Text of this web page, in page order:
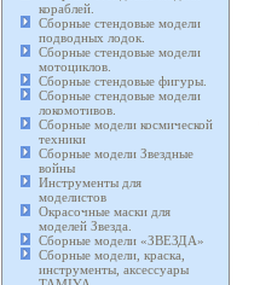
кораблей.
Сборные стендовые модели
подводных лодок.
Сборные стендовые модели
мотоциклов.
Сборные стендовые фигуры.
Сборные стендовые модели
локомотивов.
Сборные модели космической
техники
Сборные модели Звездные
войны
Инструменты для
моделистов
Окрасочные маски для
моделей Звезда.
Сборные модели «ЗВЕЗДА»
Сборные модели, краска,
инструменты, аксессуары